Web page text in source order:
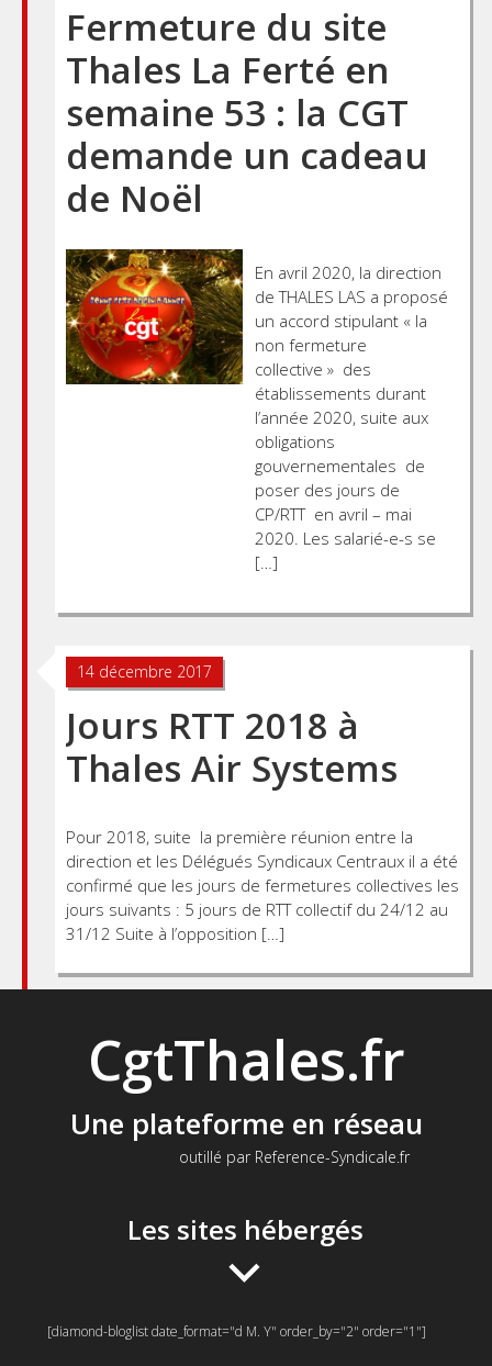
Fermeture du site
Thales La Ferté en
semaine 53 : la CGT
demande un cadeau
de Noël
En avril 2020, la direction
de THALES LAS a proposé
un accord stipulant « la
non fermeture
collective » des
établissements durant
l’année 2020, suite aux
obligations
gouvernementales de
poser des jours de
CP/RTT en avril – mai
2020. Les salarié-e-s se
[…]
14 décembre 2017
Jours RTT 2018 à
Thales Air Systems
Pour 2018, suite la première réunion entre la
direction et les Délégués Syndicaux Centraux il a été
confirmé que les jours de fermetures collectives les
jours suivants : 5 jours de RTT collectif du 24/12 au
31/12 Suite à l’opposition […]
CgtThales.fr
Une plateforme en réseau
outillé par Reference-Syndicale.fr
Les sites hébergés
[diamond-bloglist date_format="d M. Y" order_by="2" order="1"]